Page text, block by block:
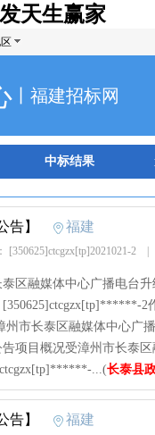
天生赢家
丨福建招标网
中标结果
告】 福建
[350625]ctcgzx[tp]2021021-2
区融媒体中心广播电台
[350625]ctcgzx[tp]******-2
州市长泰区融媒体中心广
项目概况受漳州市长泰
...(长泰县
告】 福建